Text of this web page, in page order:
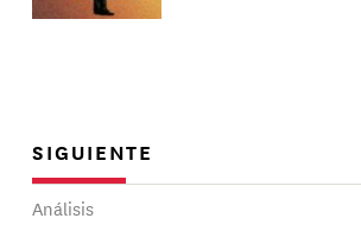
SIGUIENTE
Análisis